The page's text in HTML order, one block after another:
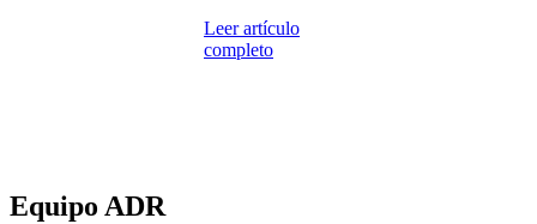
Leer artículo
completo
Equipo ADR